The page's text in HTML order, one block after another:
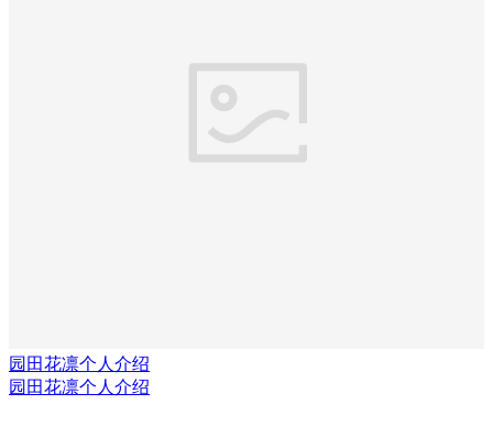
园田花凛个人介绍
园田花凛个人介绍